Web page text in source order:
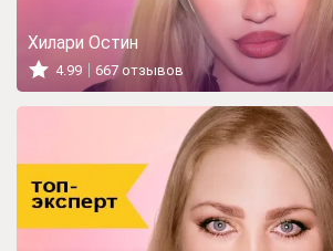
Хилари Остин
4.99 667 отзывов